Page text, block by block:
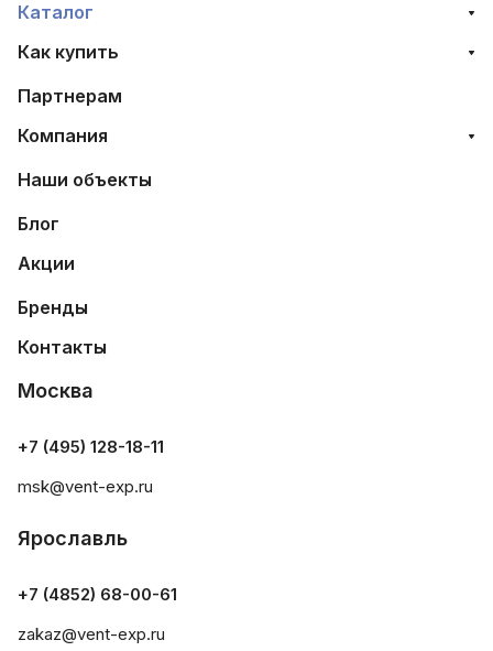
Каталог
Как купить
Партнерам
Компания
Наши объекты
Блог
Акции
Бренды
Контакты
Москва
+7 (495) 128-18-11
msk@vent-exp.ru
Ярославль
+7 (4852) 68-00-61
zakaz@vent-exp.ru